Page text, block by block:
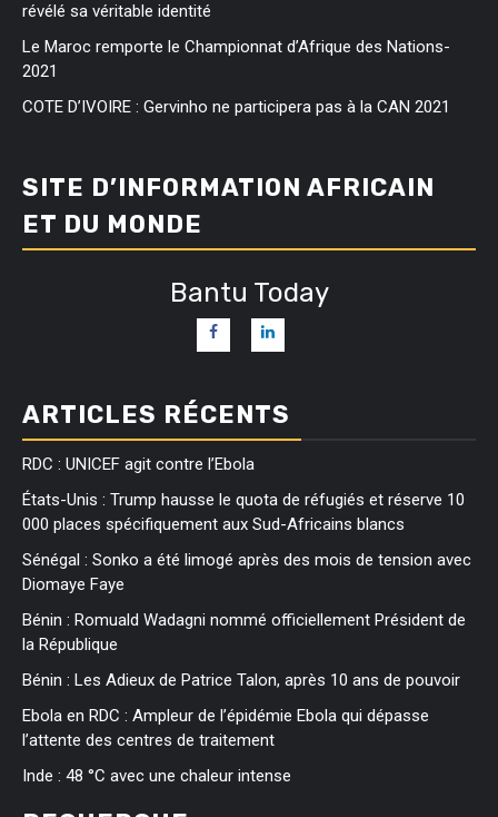
révélé sa véritable identité
Le Maroc remporte le Championnat d’Afrique des Nations-
2021
COTE D’IVOIRE : Gervinho ne participera pas à la CAN 2021
SITE D’INFORMATION AFRICAIN
ET DU MONDE
Bantu Today
ARTICLES RÉCENTS
RDC : UNICEF agit contre l’Ebola
États-Unis : Trump hausse le quota de réfugiés et réserve 10
000 places spécifiquement aux Sud-Africains blancs
Sénégal : Sonko a été limogé après des mois de tension avec
Diomaye Faye
Bénin : Romuald Wadagni nommé officiellement Président de
la République
Bénin : Les Adieux de Patrice Talon, après 10 ans de pouvoir
Ebola en RDC : Ampleur de l’épidémie Ebola qui dépasse
l’attente des centres de traitement
Inde : 48 °C avec une chaleur intense